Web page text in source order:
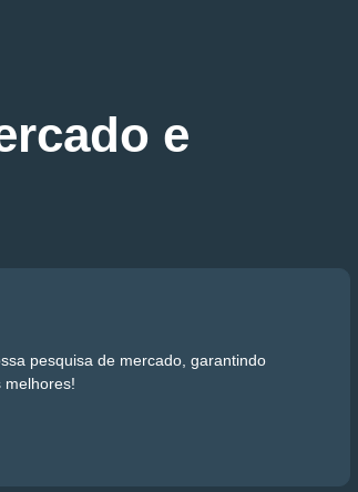
e
pesquisa de mercado, garantindo
melhores!